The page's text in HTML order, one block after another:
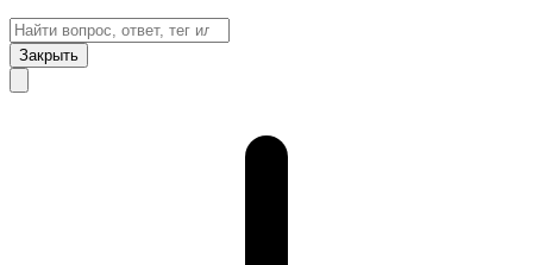
Закрыть